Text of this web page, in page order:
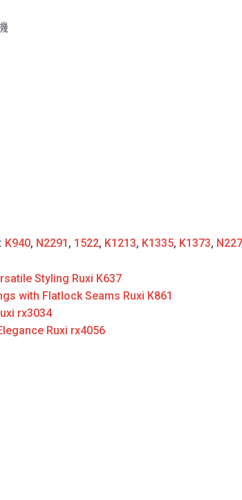
K940, N2291 , 1522, K1213, K1335, K1373,
Styling Ruxi K637
with Flatlock Seams Ruxi K861
rx3034
Ruxi rx4056